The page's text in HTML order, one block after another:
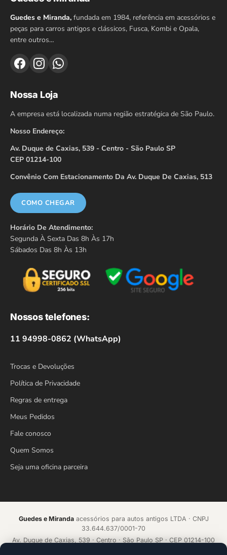
Guedes e Miranda, fundada em 1984, referência em acessórios e
peças para carros antigos e clássicos, Fusca, Kombi e Opala,
entre outros…
Nossa Loja
A empresa está localizada numa região estratégica de São Paulo.
Nosso Endereço:
Av. Duque de Caxias, 539 - Centro - São Paulo SP
CEP 01214-100
Convênio Com Estacionamento Da Av. Duque De Caxias, 513
COMO CHEGAR
Horário De Atendimento:
Segunda À Sexta Das 8h Às 17h
Sábados Das 8h Às 13h
Nossos telefones:
11 94998-0862 (WhatsApp)
Trocas e Devoluções
Política de Privacidade
Regras de entrega
Meus Pedidos
Fale conosco
Quem Somos
Seja uma oficina parceira
Guedes e Mirandaacessórios para autos antigos LTDA · CNPJ
33.644.637/0001-70
Av. Duque de Caxias, 539 · Centro · São Paulo SP · CEP 01214-100